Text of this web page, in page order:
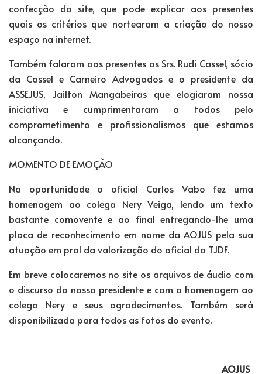
confecção do site, que pode explicar aos presentes
quais os critérios que nortearam a criação do nosso
espaço na internet.
Também falaram aos presentes os Srs. Rudi Cassel, sócio
da Cassel e Carneiro Advogados e o presidente da
ASSEJUS, Jailton Mangabeiras que elogiaram nossa
iniciativa e cumprimentaram a todos pelo
comprometimento e profissionalismos que estamos
alcançando.
MOMENTO DE EMOÇÃO
Na oportunidade o oficial Carlos Vabo fez uma
homenagem ao colega Nery Veiga, lendo um texto
bastante comovente e ao final entregando-lhe uma
placa de reconhecimento em nome da AOJUS pela sua
atuação em prol da valorização do oficial do TJDF.
Em breve colocaremos no site os arquivos de áudio com
o discurso do nosso presidente e com a homenagem ao
colega Nery e seus agradecimentos. Também será
disponibilizada para todos as fotos do evento.
AOJUS